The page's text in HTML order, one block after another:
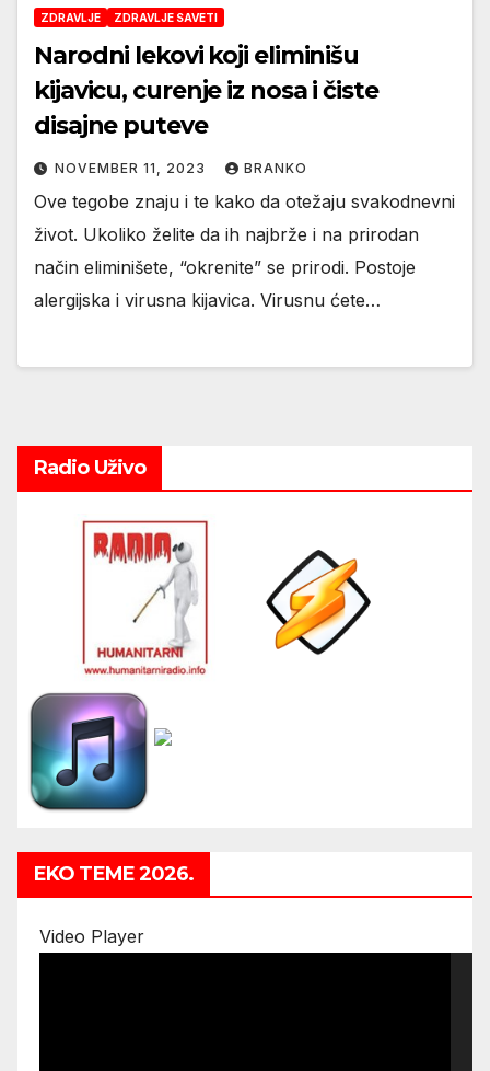
ZDRAVLJE ZDRAVLJE SAVETI
Narodni lekovi koji eliminišu
kijavicu, curenje iz nosa i čiste
disajne puteve
NOVEMBER 11, 2023 BRANKO
Ove tegobe znaju i te kako da otežaju svakodnevni
život. Ukoliko želite da ih najbrže i na prirodan
način eliminišete, “okrenite” se prirodi. Postoje
alergijska i virusna kijavica. Virusnu ćete…
Radio Uživo
EKO TEME 2026.
Video Player